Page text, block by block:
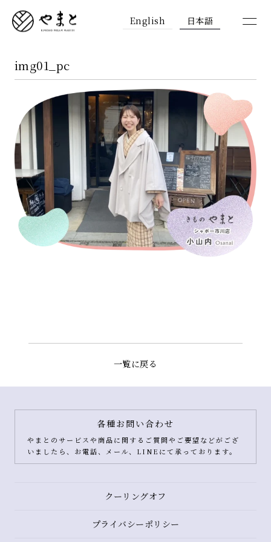
English 日本語
img01_pc
一覧に戻る
各種お問い合わせ
やまとのサービスや商品に関するご質問やご要望などがござ
いましたら、お電話、メール、LINEにて承っております。
クーリングオフ
プライバシーポリシー